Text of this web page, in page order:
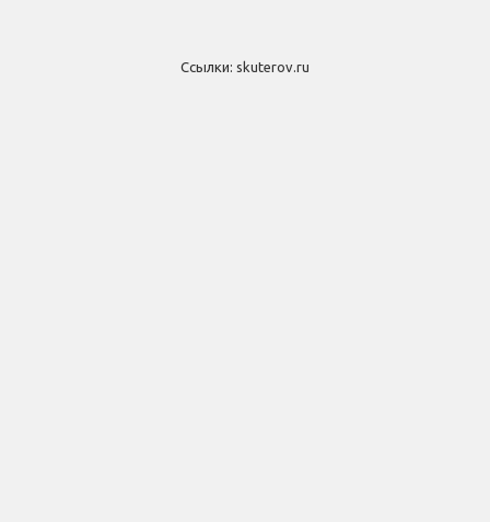
Ссылки: skuterov.ru